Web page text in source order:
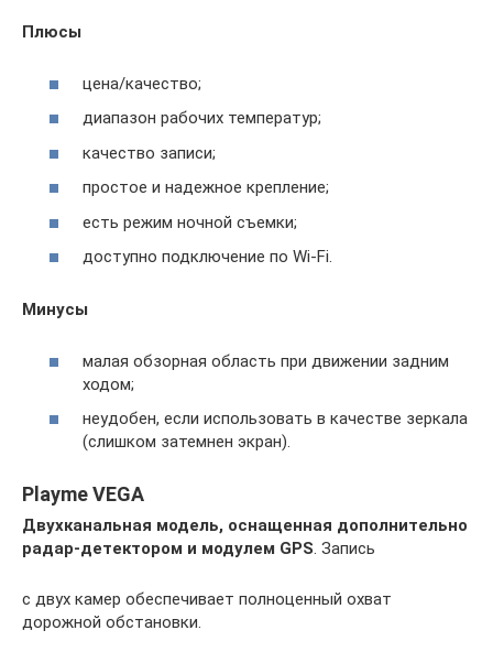
Плюсы
цена/качество;
диапазон рабочих температур;
качество записи;
простое и надежное крепление;
есть режим ночной съемки;
доступно подключение по Wi-Fi.
Минусы
малая обзорная область при движении задним
ходом;
неудобен, если использовать в качестве зеркала
(слишком затемнен экран).
Playme VEGA
Двухканальная модель, оснащенная дополнительно
радар-детектором и модулем GPS. Запись
с двух камер обеспечивает полноценный охват
дорожной обстановки.